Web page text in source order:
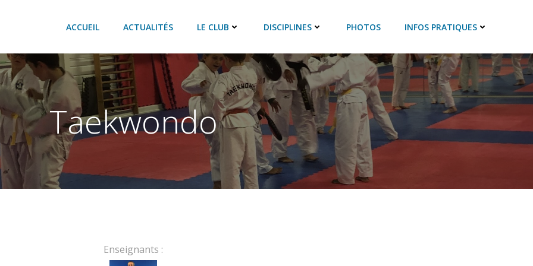
ACCUEIL ACTUALITÉS LE CLUB DISCIPLINES PHOTOS INFOS PRATIQUES
Taekwondo
Enseignants :